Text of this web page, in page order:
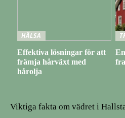
HÄLSA
Effektiva lösningar för att
främja hårväxt med
hårolja
Viktiga fakta om vädret i